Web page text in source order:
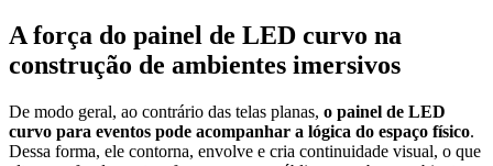
A força do painel de LED curvo na
construção de ambientes imersivos
De modo geral, ao contrário das telas planas, o painel de LED
curvo para eventos pode acompanhar a lógica do espaço físico.
Dessa forma, ele contorna, envolve e cria continuidade visual, o que